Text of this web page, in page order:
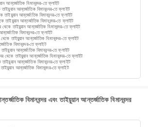
আন্তর্জাতিক বিমানবন্দর-তে ফ্লাইট
তাইয়ুয়ান আন্তর্জাতিক বিমানবন্দর-তে ফ্লাইট
তাইয়ুয়ান আন্তর্জাতিক বিমানবন্দর-তে ফ্লাইট
তাইয়ুয়ান আন্তর্জাতিক বিমানবন্দর-তে ফ্লাইট
থেকে তাইয়ুয়ান আন্তর্জাতিক বিমানবন্দর-তে ফ্লাইট
বিমানবন্দর-তে ফ্লাইট
থেকে তাইয়ুয়ান আন্তর্জাতিক বিমানবন্দর-তে ফ্লাইট
বিমানবন্দর-তে ফ্লাইট
আন্তর্জাতিক বিমানবন্দর-তে ফ্লাইট
থেকে তাইয়ুয়ান আন্তর্জাতিক বিমানবন্দর-তে ফ্লাইট
তাইয়ুয়ান আন্তর্জাতিক বিমানবন্দর-তে ফ্লাইট
আন্তর্জাতিক বিমানবন্দর-তে ফ্লাইট
বিমানবন্দর এবং তাইয়ুয়ান আন্তর্জাতিক বিমানবন্দর